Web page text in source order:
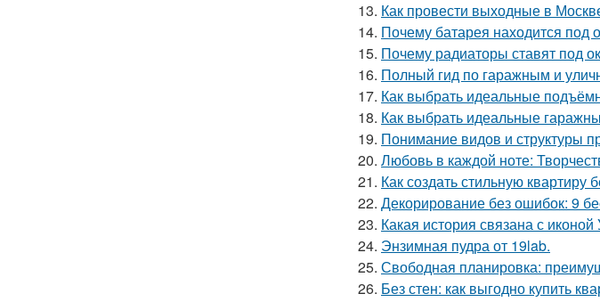
13. Как провести выходные в
14. Почему батарея находится
15. Почему радиаторы ставят под
16. Полный гид по гаражным и
17. Как выбрать идеальные
18. Как выбрать идеальные
19. Понимание видов и структуры
20. Любовь в каждой ноте:
21. Как создать стильную
22. Декорирование без ошибок: 9
23. Какая история связана с
24. Энзимная пудра от 19lab.
25. Свободная планировка:
26. Без стен: как выгодно купить